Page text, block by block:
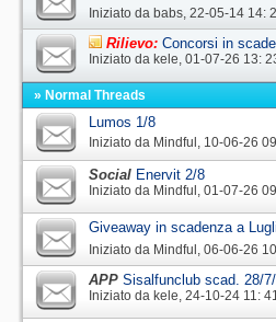
Iniziato da babs‎, 22-05-14 14:
Rilievo: Concorsi in
Iniziato da kele‎, 01-07-26 13:
» Normal Threads
Lumos 1/8
Iniziato da Mindful‎, 10-06-26
Social Enervit 2/8
Iniziato da Mindful‎, 01-07-26
Giveaway in scadenza a
Iniziato da Mindful‎, 06-06-26
APP Sisalfunclub scad. 28/
Iniziato da kele‎, 24-10-24 11: